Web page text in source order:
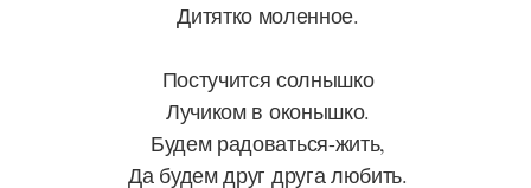
Дитятко моленное.
Постучится солнышко
Лучиком в оконышко.
Будем радоваться-жить,
Да будем друг друга любить.